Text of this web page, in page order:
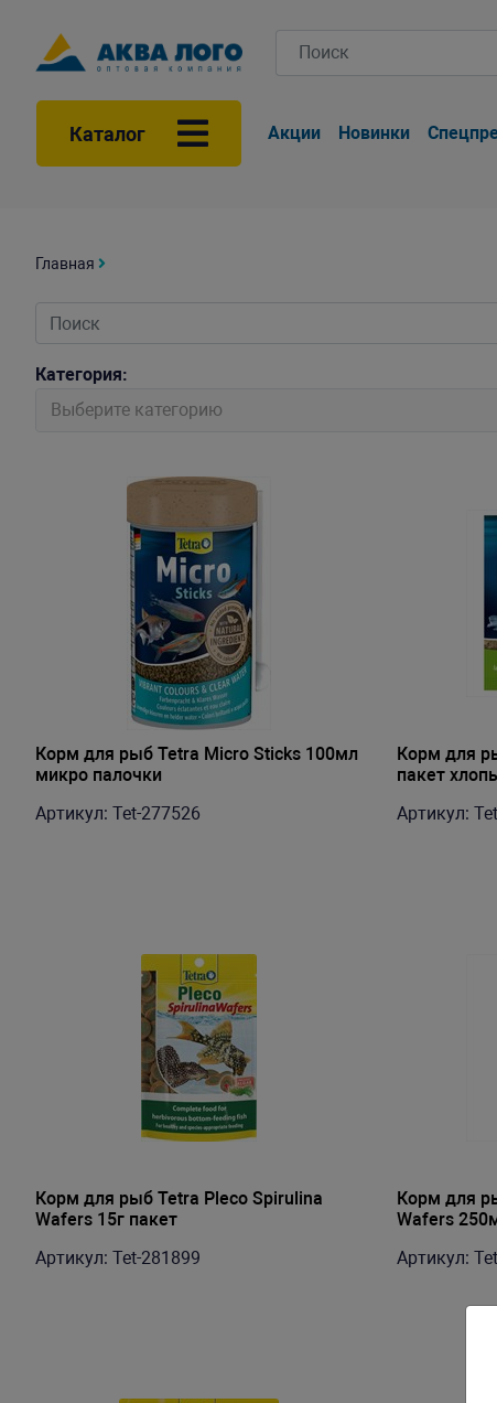
Каталог Акции Новинки
Главная
Категория:
Выберите категорию
Корм для рыб Tetra Micro Sticks 100мл
микро палочки
Артикул: Tet-277526
Корм для
пакет
Артикул:
Корм для рыб Tetra Pleco Spirulina
Wafers 15г пакет
Артикул: Tet-281899
Корм для
Wafers
Артикул: